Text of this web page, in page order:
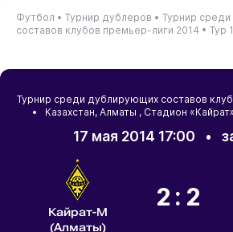
Футбол • Турнир дублеров • Турнир
составов клубов премьер-лиги 2014 • Тур
Турнир среди дублирующих составов
• Казахстан, Алматы , Стадион
17 мая 2014 17:00 •
Кайрат-М
(Алматы)
2:2